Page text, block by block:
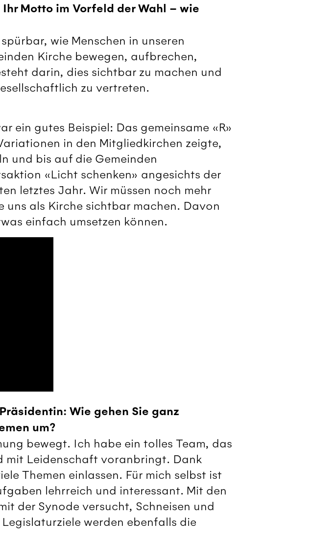
Motto im Vorfeld der Wahl – wie
wie Menschen in unseren
Kirche bewegen, aufbrechen,
darin, dies sichtbar zu machen und
zu vertreten.
ein gutes Beispiel: Das gemeinsame «R»
in den Mitgliedkirchen zeigte,
und bis auf die Gemeinden
«Licht schenken» angesichts der
letztes Jahr. Wir müssen noch mehr
uns als Kirche sichtbar machen. Davon
einfach umsetzen können.
Wie gehen Sie ganz
um?
bewegt. Ich habe ein tolles Team, das
mit Leidenschaft voranbringt. Dank
Themen einlassen. Für mich selbst ist
lehrreich und interessant. Mit den
der Synode versucht, Schneisen und
werden ebenfalls die